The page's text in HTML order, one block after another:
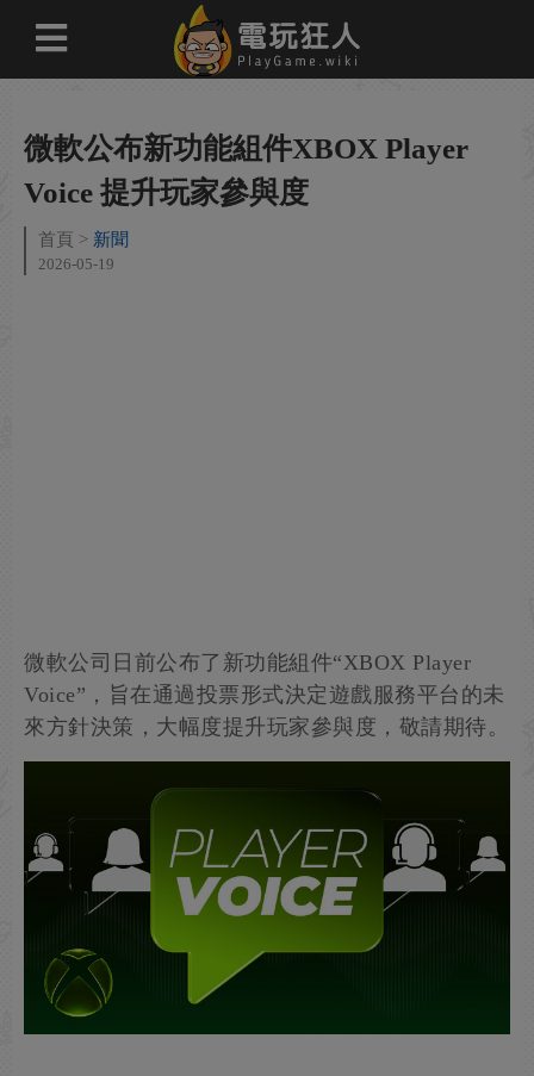
微軟公布新功能組件XBOX Player
Voice 提升玩家參與度
首頁 新聞
2026-05-19
微軟公司日前公布了新功能組件“XBOX Player
Voice”，旨在通過投票形式決定遊戲服務平台的未
來方針決策，大幅度提升玩家參與度，敬請期待。